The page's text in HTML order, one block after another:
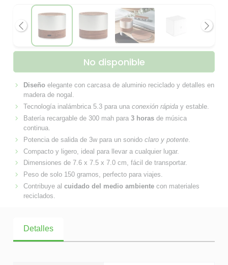
Anterior
No disponible
Diseñoelegante con carcasa de aluminio reciclado y detalles en
madera de nogal.
Tecnología inalámbrica 5.3 para una conexión rápiday estable.
Batería recargable de 300 mah para 3 horasde música
continua.
Potencia de salida de 3w para un sonido claro y potente.
Compacto y ligero, ideal para llevar a cualquier lugar.
Dimensiones de 7.6 x 7.5 x 7.0 cm, fácil de transportar.
Peso de solo 150 gramos, perfecto para viajes.
Contribuye al cuidado del medio ambientecon materiales
reciclados.
Detalles